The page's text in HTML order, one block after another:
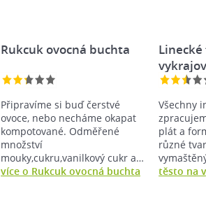
Rukcuk ovocná buchta
Připravíme si buď čerstvé
ovoce, nebo necháme okapat
kompotované. Odměřené
množství
mouky,cukru,vanilkový cukr a…
více o Rukcuk ovocná buchta
Všechny
plát a
různé
těsto na